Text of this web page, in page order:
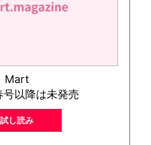
Mart
以降は未発売
試し読み